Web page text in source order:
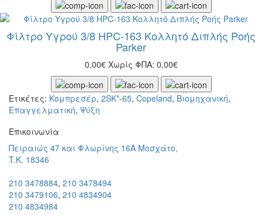
Φίλτρο Υγρού 3/8 HPC-163 Κολλητό Διπλής Ροής
Parker
0,00€ Χωρίς ΦΠΑ: 0,00€
Ετικέτες: Κομπρεσέρ, 2SK*-65, Copeland, Βιομηχανική,
Επαγγελματική, Ψύξη
Eπικοινωνία
Πειραιώς 47 και Φλωρίνης 16Α Μοσχάτο,
T.K. 18346
210 3478884, 210 3478494
210 3479106, 210 4834904
210 4834984